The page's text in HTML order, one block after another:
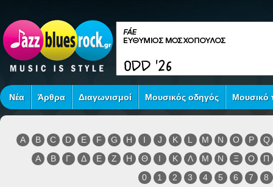
Νέα Άρθρα Διαγωνισμοί Μουσικός οδηγός Μουσικό
A B C D E F G H I J K L M N O P
Q
Α
Β Γ Δ Ε Ζ Η Θ Ι Κ Λ Μ Ν Ξ Ο
Π
0
1 2 3 4 5 6 7 8